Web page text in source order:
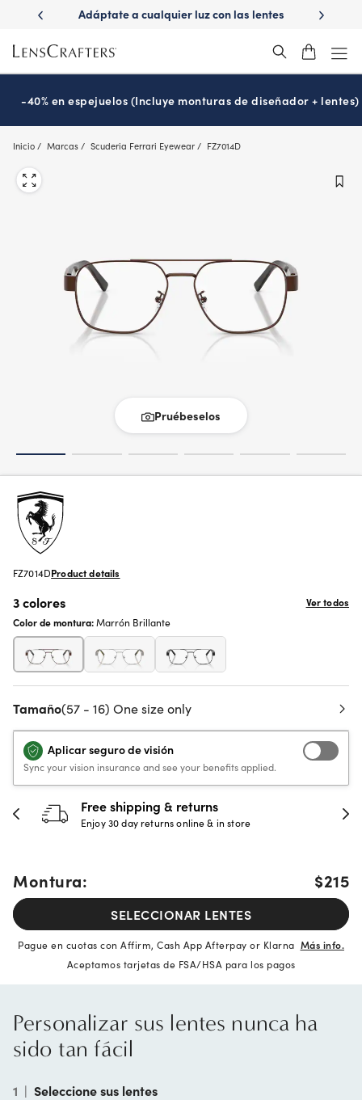
main
content
con
Adáptate a cualquier luz con las lentes
¿Es
-40% en espejuelos (Incluye monturas de diseñador + lentes)
Inicio Marcas Scuderia Ferrari Eyewear FZ7014D
Pruébeselos
FZ7014DProduct details
3 colores
Ver todos
Color de montura:Marrón Brillante
Tamaño(57 - 16) One size only
Aplicar seguro de visión
Sync your vision insurance and see your benefits applied.
Free shipping & returns
Enjoy 30 day returns online & in store
Montura: $215
SELECCIONAR LENTES
Pague en cuotas con Affirm, Cash App Afterpay or Klarna Más info.
Aceptamos tarjetas de FSA/HSA para los pagos
Personalizar sus lentes nunca ha
sido tan fácil
1 | Seleccione sus lentes